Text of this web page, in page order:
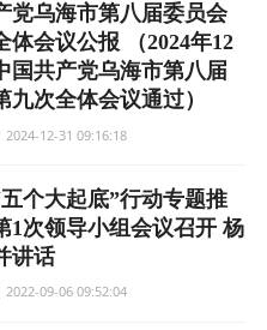
党乌海市第八届委员会
体会议公报 （2024年12
国共产党乌海市第八届
九次全体会议通过）
12-31 09:16:18
五个大起底”行动专题推
1次领导小组会议召开 杨
讲话
09-06 09:52:04